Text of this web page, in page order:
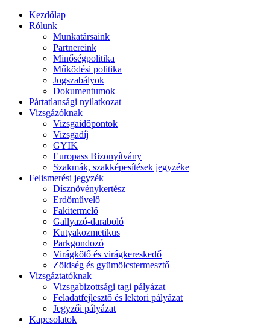
Kezdőlap
Rólunk
Munkatársaink
Partnereink
Minőségpolitika
Működési politika
Jogszabályok
Dokumentumok
Pártatlansági nyilatkozat
Vizsgázóknak
Vizsgaidőpontok
Vizsgadíj
GYIK
Europass Bizonyítvány
Szakmák, szakképesítések jegyzéke
Felismerési jegyzék
Dísznövénykertész
Erdőművelő
Fakitermelő
Gallyazó-daraboló
Kutyakozmetikus
Parkgondozó
Virágkötő és virágkereskedő
Zöldség és gyümölcstermesztő
Vizsgáztatóknak
Vizsgabizottsági tagi pályázat
Feladatfejlesztő és lektori pályázat
Jegyzői pályázat
Kapcsolatok